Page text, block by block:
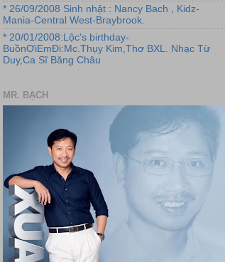
* 26/09/2008 Sinh nhật : Nancy Bach , Kidz-
Mania-Central West-Braybrook.
* 20/01/2008:Lộc's birthday-
BuồnƠiEmĐi:Mc.Thụy Kim,Thơ BXL. Nhạc Từ
Duy,Ca Sĩ Băng Châu
MR. BẠCH